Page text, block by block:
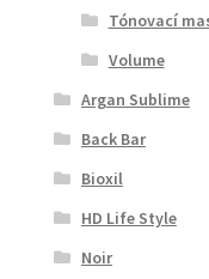
Tónovací
Volume
Argan Sublime
Back Bar
Bioxil
HD Life Style
Noir